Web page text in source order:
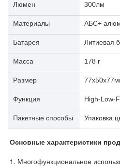
Люмен 300лм
Материалы АБС+
Батарея Литиевая
Масса 178 г
Размер
Функция High-Low-
Пакетные способы Упаковка
Основные характеристики
1. Многофункциональное